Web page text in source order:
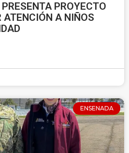
PROYECTO
ATENCIÓN A NIÑOS
ENSENADA